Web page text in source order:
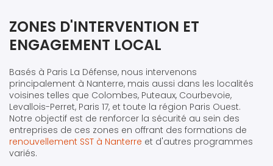
ZONES D'INTERVENTION ET
ENGAGEMENT LOCAL
Basés à Paris La Défense, nous intervenons
principalement à Nanterre, mais aussi dans les localités
voisines telles que Colombes, Puteaux, Courbevoie,
Levallois-Perret, Paris 17, et toute la région Paris Ouest.
Notre objectif est de renforcer la sécurité au sein des
entreprises de ces zones en offrant des formations de
renouvellement SST à Nanterre et d'autres programmes
variés.